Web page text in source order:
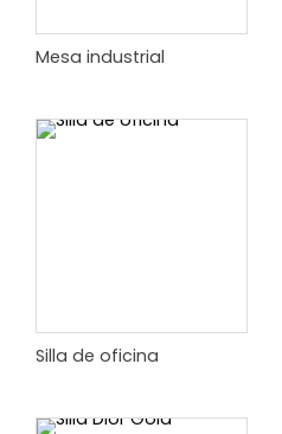
Mesa industrial
Silla de oficina